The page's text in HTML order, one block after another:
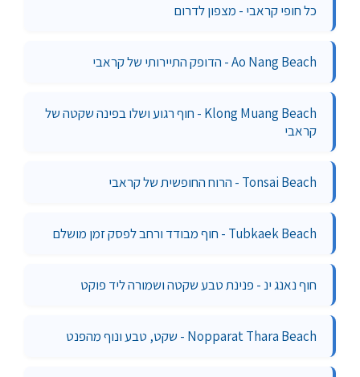
כל חופי קראבי - מצפון לדרום
Ao Nang Beach - הדופק התיירותי של קראבי
Klong Muang Beach - חוף רגוע ושלו בפינה שקטה של
קראבי
Tonsai Beach - הרוח החופשית של קראבי
Tubkaek Beach - חוף מבודד ורחב לפסק זמן מושלם
חוף נאנג ינ - פנינת טבע שקטה ושמורה ליד פוקט
Nopparat Thara Beach - שקט, טבע ונוף מהפנט